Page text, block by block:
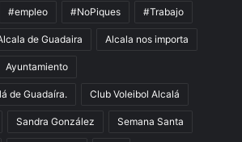
#empleo #NoPiques #Trabajo
de Guadaira Alcala nos importa
Ayuntamiento
de Guadaíra. Club Voleibol Alcalá
Sandra González Semana Santa